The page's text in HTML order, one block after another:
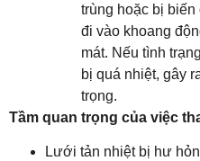
trùng hoặc bị
đi vào khoang
mát. Nếu tình
bị quá nhiệt, gây
trọng.
Tầm quan trọng của việc
Lưới tản nhiệt bị hư